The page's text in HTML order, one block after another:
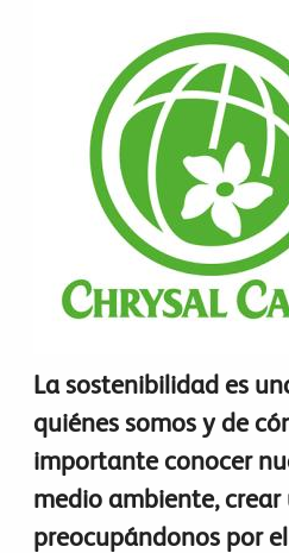
La sostenibilidad es
quiénes somos y de
importante conocer
medio ambiente,
preocupándonos por